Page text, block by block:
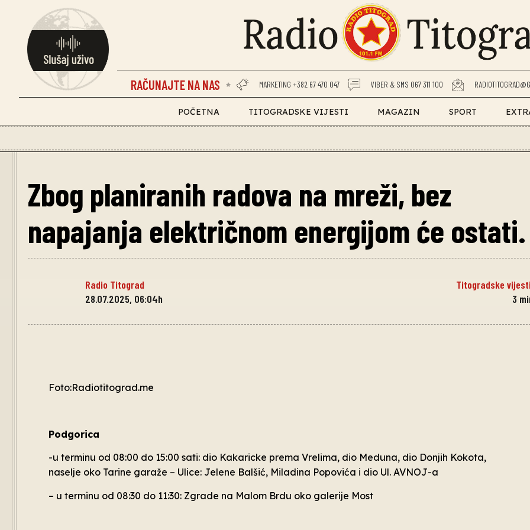
RAČUNAJTE NA NAS MARKETING +382 67 470 047 VIBER & SMS 067 311 100
POČETNA TITOGRADSKE VIJESTI MAGAZIN SPORT
Zbog planiranih radova na mreži, bez
napajanja električnom energijom će ostati.
Radio Titograd Titogradske vijesti
28.07.2025, 06:04h
3
Foto:Radiotitograd.me
Podgorica
-u terminu od 08:00 do 15:00 sati: dio Kakaricke prema Vrelima, dio Meduna, dio Donjih Kokota,
naselje oko Tarine garaže – Ulice: Jelene Balšić, Miladina Popovića i dio Ul. AVNOJ-a
– u terminu od 08:30 do 11:30: Zgrade na Malom Brdu oko galerije Most